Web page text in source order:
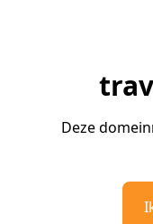
Deze